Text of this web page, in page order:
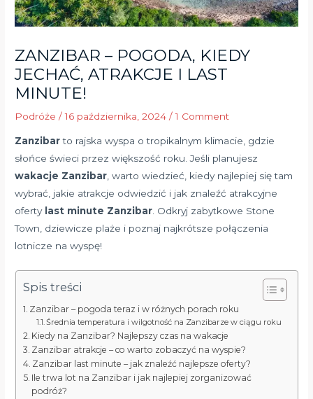
ZANZIBAR – POGODA, KIEDY
JECHAĆ, ATRAKCJE I LAST
MINUTE!
Podróże /16 października, 2024/1 Comment
Zanzibarto rajska wyspa o tropikalnym klimacie, gdzie
słońce świeci przez większość roku. Jeśli planujesz
wakacje Zanzibar, warto wiedzieć, kiedy najlepiej się tam
wybrać, jakie atrakcje odwiedzić i jak znaleźć atrakcyjne
oferty last minute Zanzibar. Odkryj zabytkowe Stone
Town, dziewicze plaże i poznaj najkrótsze połączenia
lotnicze na wyspę!
Spis treści
Zanzibar – pogoda teraz i w różnych porach roku
Średnia temperatura i wilgotność na Zanzibarze w ciągu roku
Kiedy na Zanzibar? Najlepszy czas na wakacje
Zanzibar atrakcje – co warto zobaczyć na wyspie?
Zanzibar last minute – jak znaleźć najlepsze oferty?
Ile trwa lot na Zanzibar i jak najlepiej zorganizować
podróż?